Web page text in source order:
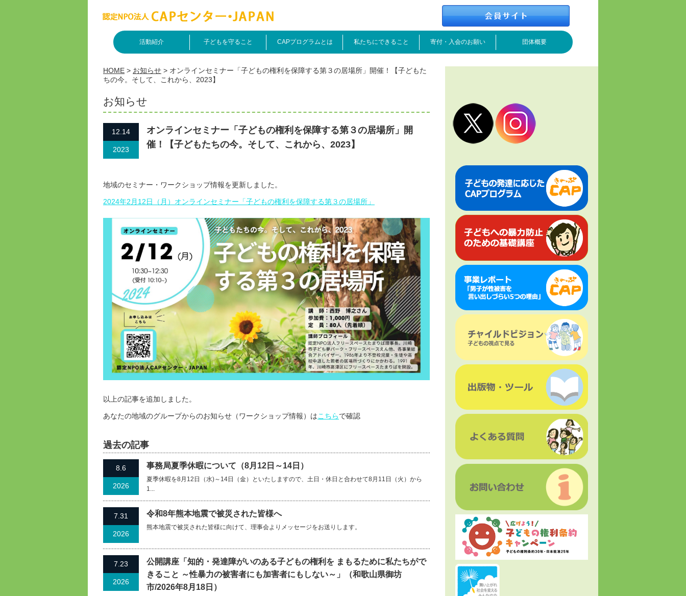
活動紹介 子どもを守ること CAPプログラムとは 私たちにできること 寄付・入会のお願い 団体概要
HOME > お知らせ > オンラインセミナー「子どもの権利を保障する第３の居場所」開催！【子どもた
ちの今。そして、これから、2023】
お知らせ
12.14
2023
オンラインセミナー「子どもの権利を保障する第３の居場所」開
催！【子どもたちの今。そして、これから、2023】
地域のセミナー・ワークショップ情報を更新しました。
2024年2月12日（月）オンラインセミナー「子どもの権利を保障する第３の居場所」
以上の記事を追加しました。
あなたの地域のグループからのお知らせ（ワークショップ情報）はこちらで確認
過去の記事
8.6
2026
事務局夏季休暇について（8月12日～14日）
夏季休暇を8月12日（水)～14日（金）といたしますので、土日・休日と合わせて8月11日（火）から
1...
7.31
2026
令和8年熊本地震で被災された皆様へ
熊本地震で被災された皆様に向けて、理事会よりメッセージをお送りします。
7.23
2026
公開講座「知的・発達障がいのある子どもの権利を まもるために私たちがで
きること ～性暴力の被害者にも加害者にもしない～」（和歌山県御坊
市/2026年8月18日）